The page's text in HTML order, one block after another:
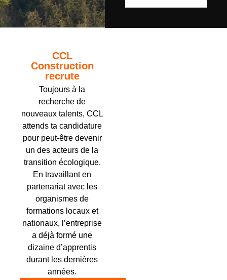
CCL
Construction
recrute
Toujours à la
recherche de
nouveaux talents, CCL
attends ta candidature
pour peut-être devenir
un des acteurs de la
transition écologique.
En travaillant en
partenariat avec les
organismes de
formations locaux et
nationaux, l’entreprise
a déjà formé une
dizaine d’apprentis
durant les dernières
années.